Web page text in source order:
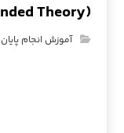
(Grounded Theory) – تضمینی
آموزش انجام